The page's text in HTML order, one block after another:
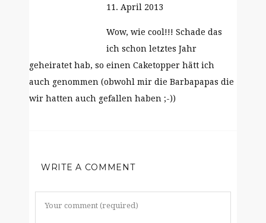
11. April 2013
Wow, wie cool!!! Schade das
ich schon letztes Jahr
geheiratet hab, so einen Caketopper hätt ich
auch genommen (obwohl mir die Barbapapas die
wir hatten auch gefallen haben ;-))
WRITE A COMMENT